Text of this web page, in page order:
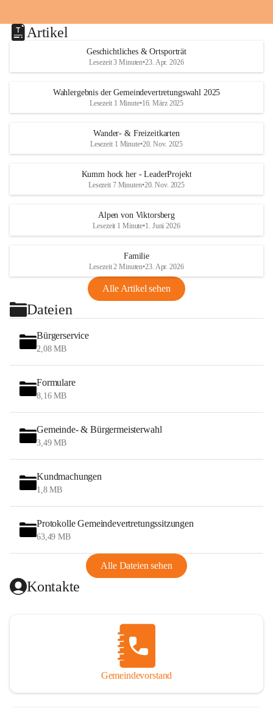
Artikel
Geschichtliches & Ortsporträt
Lesezeit 3 Minuten•23. Apr. 2026
Wahlergebnis der Gemeindevertretungswahl 2025
Lesezeit 1 Minute•16. März 2025
Wander- & Freizeitkarten
Lesezeit 1 Minute•20. Nov. 2025
Kumm hock her - LeaderProjekt
Lesezeit 7 Minuten•20. Nov. 2025
Alpen von Viktorsberg
Lesezeit 1 Minute•1. Juni 2026
Familie
Lesezeit 2 Minuten•23. Apr. 2026
Alle Artikel sehen
Dateien
Bürgerservice
2,08 MB
Formulare
8,16 MB
Gemeinde- & Bürgermeisterwahl
3,49 MB
Kundmachungen
1,8 MB
Protokolle Gemeindevertretungssitzungen
63,49 MB
Alle Dateien sehen
Kontakte
Gemeindevorstand